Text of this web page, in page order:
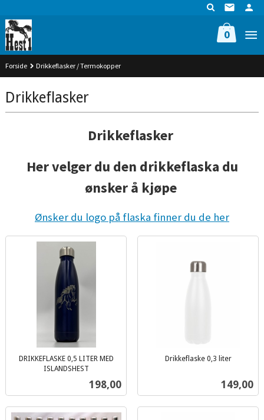
til
innholdet
0
Forside Drikkeflasker / Termokopper
Drikkeflasker
Drikkeflasker
Her velger du den drikkeflaska du
ønsker å kjøpe
Ønsker du logo på flaska finner du de her
DRIKKEFLASKE 0,5 LITER MED
ISLANDSHEST
Pris
198,00
Drikkeflaske 0,3 liter
Pris
149,00